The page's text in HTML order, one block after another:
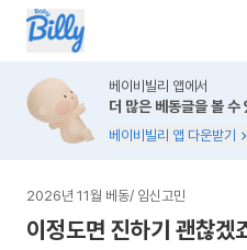
베이비빌리 앱에서
더 많은 베동글을 볼 수
베이비빌리 앱 다운받기
2026년 11월 베동/ 임신고민
이정도면 진하기 괜찮